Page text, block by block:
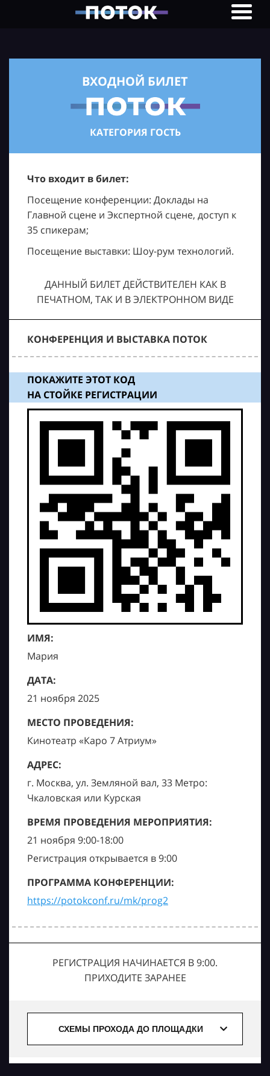
ВХОДНОЙ БИЛЕТ
КАТЕГОРИЯ ГОСТЬ
Что входит в билет:
Посещение конференции: Доклады на
Главной сцене и Экспертной сцене, доступ к
35 спикерам;
Посещение выставки: Шоу-рум технологий.
ДАННЫЙ БИЛЕТ ДЕЙСТВИТЕЛЕН КАК В
ПЕЧАТНОМ, ТАК И В ЭЛЕКТРОННОМ ВИДЕ
КОНФЕРЕНЦИЯ И ВЫСТАВКА ПОТОК
ПОКАЖИТЕ ЭТОТ КОД
НА СТОЙКЕ РЕГИСТРАЦИИ
ИМЯ:
Мария
ДАТА:
21 ноября 2025
МЕСТО ПРОВЕДЕНИЯ:
Кинотеатр «Каро 7 Атриум»
АДРЕС:
г. Москва, ул. Земляной вал, 33 Метро:
Чкаловская или Курская
ВРЕМЯ ПРОВЕДЕНИЯ МЕРОПРИЯТИЯ:
21 ноября 9:00-18:00
Регистрация открывается в 9:00
ПРОГРАММА КОНФЕРЕНЦИИ:
https://potokconf.ru/mk/prog2
РЕГИСТРАЦИЯ НАЧИНАЕТСЯ В 9:00.
ПРИХОДИТЕ ЗАРАНЕЕ
СХЕМЫ ПРОХОДА ДО ПЛОЩАДКИ